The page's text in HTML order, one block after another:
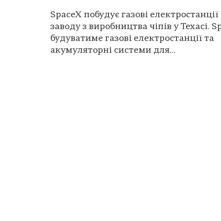
SpaceX побудує газові
заводу з виробництва чіпів у Техасі.
будуватиме газові електростанції та
акумуляторні системи для...